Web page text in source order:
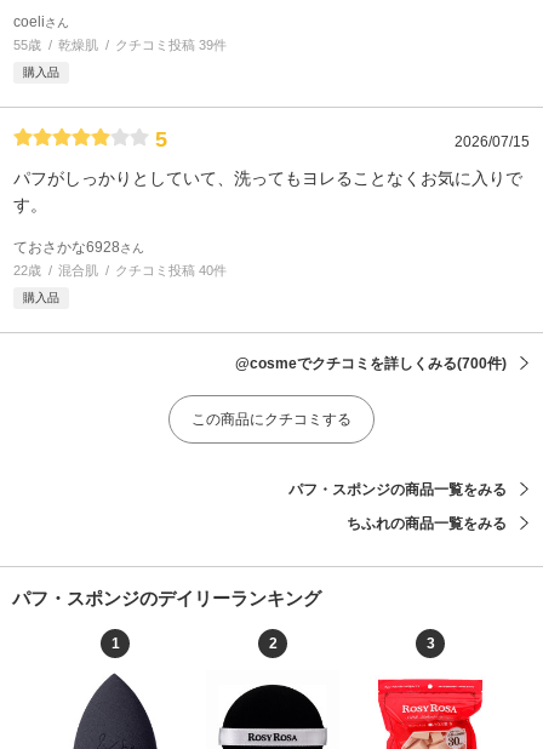
coeliさん
55歳 乾燥肌 クチコミ投稿 39件
購入品
5 2026/07/15
パフがしっかりとしていて、洗ってもヨレることなくお気に入りで
す。
ておさかな6928さん
22歳 混合肌 クチコミ投稿 40件
購入品
@cosmeでクチコミを詳しくみる(700件)
この商品にクチコミする
パフ・スポンジの商品一覧をみる
ちふれの商品一覧をみる
パフ・スポンジのデイリーランキング
1 2 3